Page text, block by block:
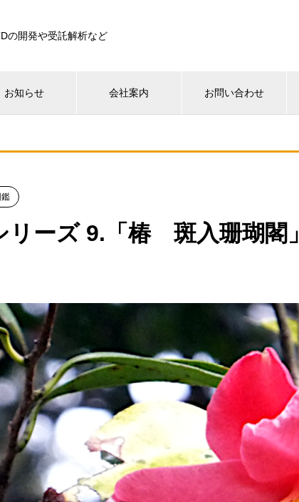
の開発や受託解析など
お知らせ 会社案内 お問い合わせ
リーズ 9.「椿 斑入珊瑚閣」